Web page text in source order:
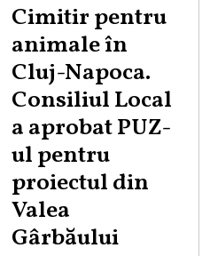
Cimitir pentru
animale în
Cluj-Napoca.
Consiliul Local
a aprobat PUZ-
ul pentru
proiectul din
Valea
Gârbăului